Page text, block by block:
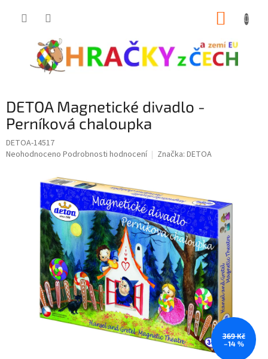
DETOA Magnetické divadlo -
Perníková chaloupka
DETOA-14517
Průměrné
hvězdiček.
Neohodnoceno Podrobnosti hodnocení Značka: DETOA
369 Kč
–14 %